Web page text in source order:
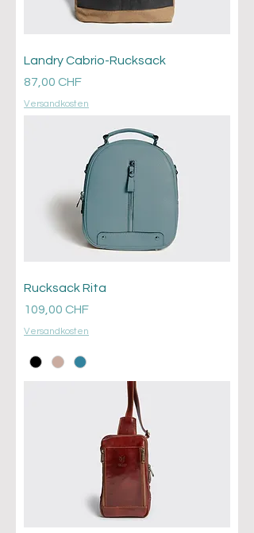
Landry Cabrio-Rucksack
Prezzo
87,00 CHF
Versandkosten
Rucksack Rita
Prezzo
109,00 CHF
Versandkosten